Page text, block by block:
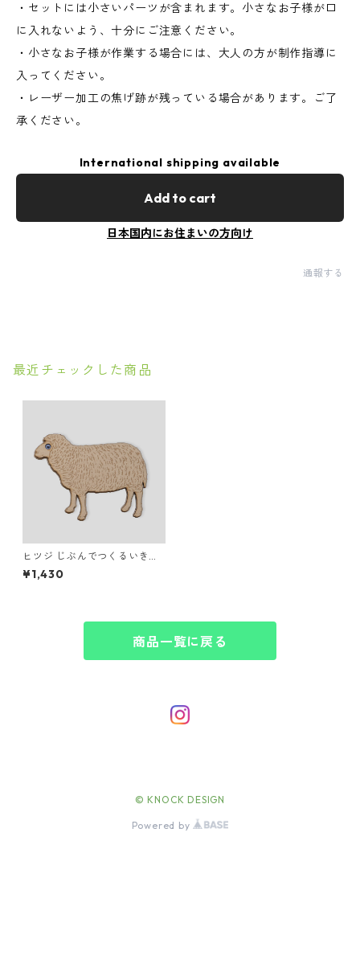
・セットには小さいパーツが含まれます。小さなお子様が口
に入れないよう、十分にご注意ください。
・小さなお子様が作業する場合には、大人の方が制作指導に
入ってください。
・レーザー加工の焦げ跡が残っている場合があります。ご了
承ください。
International shipping available
Add to cart
日本国内にお住まいの方向け
通報する
最近チェックした商品
ヒツジ じぶんでつくるいきも
のマグネット
¥1,430
商品一覧に戻る
© KNOCK DESIGN
Powered by